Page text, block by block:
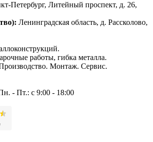
Петербург, Литейный проспект, д. 26,
Ленинградская область, д. Рассколово,
работы, гибка металла.
Монтаж. Сервис.
- Пт.: с 9:00 - 18:00